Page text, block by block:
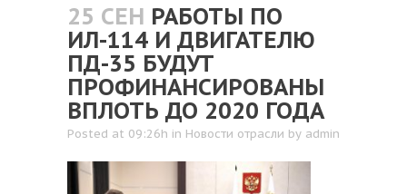
25 СЕН РАБОТЫ ПО
ИЛ-114 И ДВИГАТЕЛЮ
ПД-35 БУДУТ
ПРОФИНАНСИРОВАНЫ
ВПЛОТЬ ДО 2020 ГОДА
Posted at 09:26h in Новости отрасли by admin